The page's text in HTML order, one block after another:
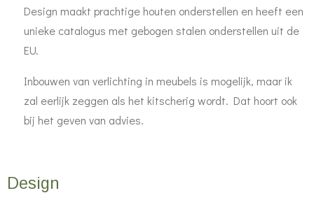
Design maakt prachtige houten onderstellen en heeft een
unieke catalogus met gebogen stalen onderstellen uit de
EU.
Inbouwen van verlichting in meubels is mogelijk, maar ik
zal eerlijk zeggen als het kitscherig wordt. Dat hoort ook
bij het geven van advies.
Design